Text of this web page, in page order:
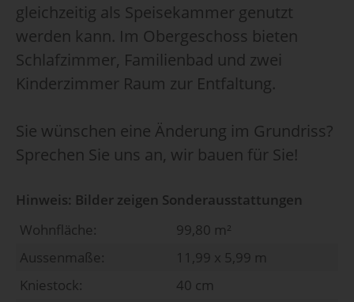
gleichzeitig als Speisekammer genutzt
werden kann. Im Obergeschoss bieten
Schlafzimmer, Familienbad und zwei
Kinderzimmer Raum zur Entfaltung.
Sie wünschen eine Änderung im Grundriss?
Sprechen Sie uns an, wir bauen für Sie!
Hinweis: Bilder zeigen Sonderausstattungen
Wohnfläche:
99,80 m²
Aussenmaße:
11,99 x 5,99 m
Kniestock:
40 cm